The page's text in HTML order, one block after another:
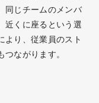
同じチームのメンバ
近くに座るという選
より、従業員のスト
ながります。